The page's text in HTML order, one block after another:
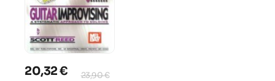
20,32 € 23,90 €